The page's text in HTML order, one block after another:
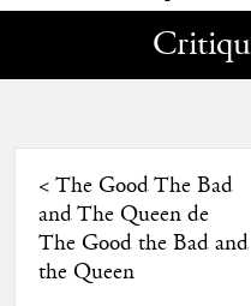
< The Good The Bad
and The Queen de
The Good the Bad and
the Queen